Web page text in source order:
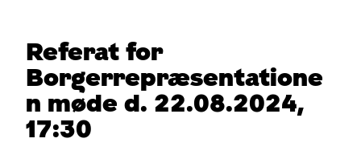
Referat for
Borgerrepræsentatione
n møde d. 22.08.2024,
17:30